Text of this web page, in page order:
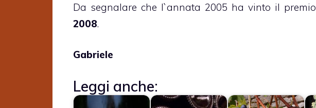
Da segnalare che l`annata 2005 ha vinto il premio
2008.
Gabriele
Leggi anche: